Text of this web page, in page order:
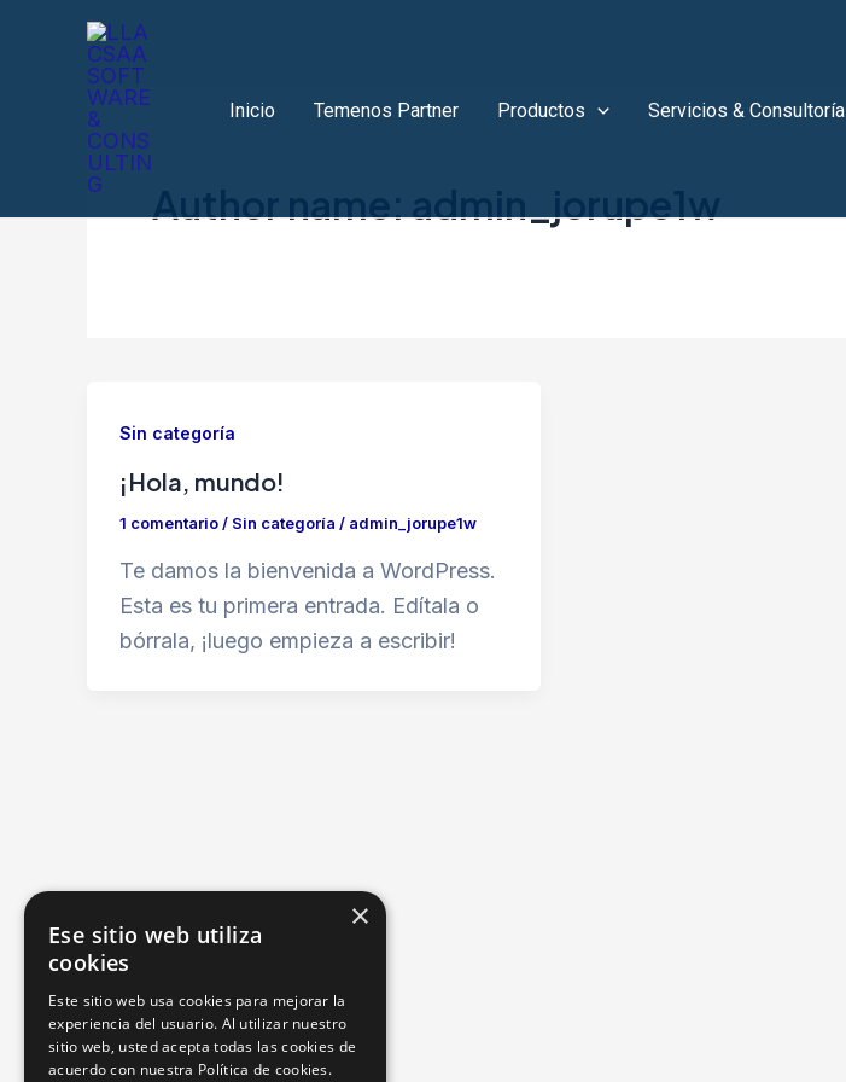
contenido
Inicio Temenos Partner Productos Servicios & Consultoría
Author name: admin_jorupe1w
Sin categoría
¡Hola, mundo!
1 comentario/ Sin categoría / admin_jorupe1w
Te damos la bienvenida a WordPress.
Esta es tu primera entrada. Edítala o
bórrala, ¡luego empieza a escribir!
×
Ese sitio web utiliza
cookies
Este sitio web usa cookies para mejorar la
experiencia del usuario. Al utilizar nuestro
sitio web, usted acepta todas las cookies de
acuerdo con nuestra Política de cookies.